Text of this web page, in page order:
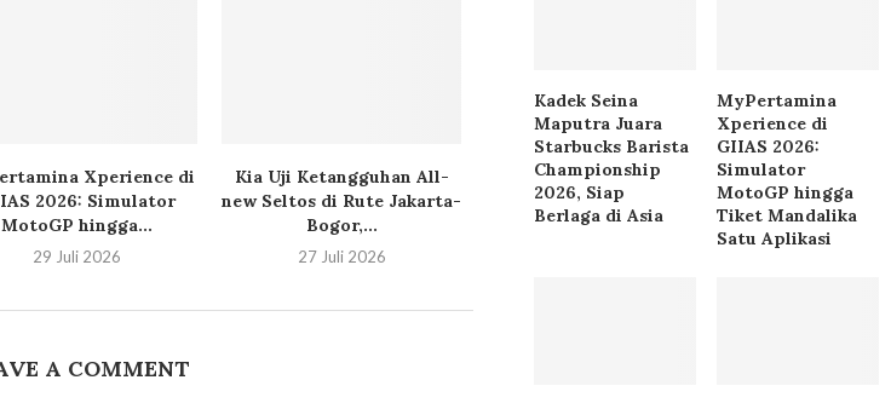
Xperience di
2026: Simulator
MotoGP hingga...
29 Juli 2026
Kia Uji Ketangguhan All-
new Seltos di Rute Jakarta-
Bogor,...
27 Juli 2026
A COMMENT
Kadek Seina
Maputra Juara
Starbucks Barista
Championship
2026, Siap
Berlaga di Asia
MyPertamina
Xperience di
GIIAS 2026:
Simulator
MotoGP hingga
Tiket Mandalika
Satu Aplikasi